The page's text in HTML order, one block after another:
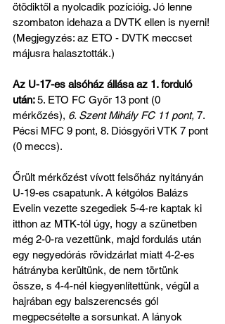
ötödiktől a nyolcadik pozícióig. Jó lenne
szombaton idehaza a DVTK ellen is nyerni!
(Megjegyzés: az ETO - DVTK meccset
májusra halasztották.)
Az U-17-es alsóház állása az 1. forduló
után: 5. ETO FC Győr 13 pont (0
mérkőzés), 6. Szent Mihály FC 11 pont, 7.
Pécsi MFC 9 pont, 8. Diósgyőri VTK 7 pont
(0 meccs).
Őrült mérkőzést vívott felsőház nyitányán
U-19-es csapatunk. A kétgólos Balázs
Evelin vezette szegediek 5-4-re kaptak ki
itthon az MTK-tól úgy, hogy a szünetben
még 2-0-ra vezettünk, majd fordulás után
egy negyedórás rövidzárlat miatt 4-2-es
hátrányba kerültünk, de nem törtünk
össze, s 4-4-nél kiegyenlítettünk, végül a
hajrában egy balszerencsés gól
megpecsételte a sorsunkat. A lányok